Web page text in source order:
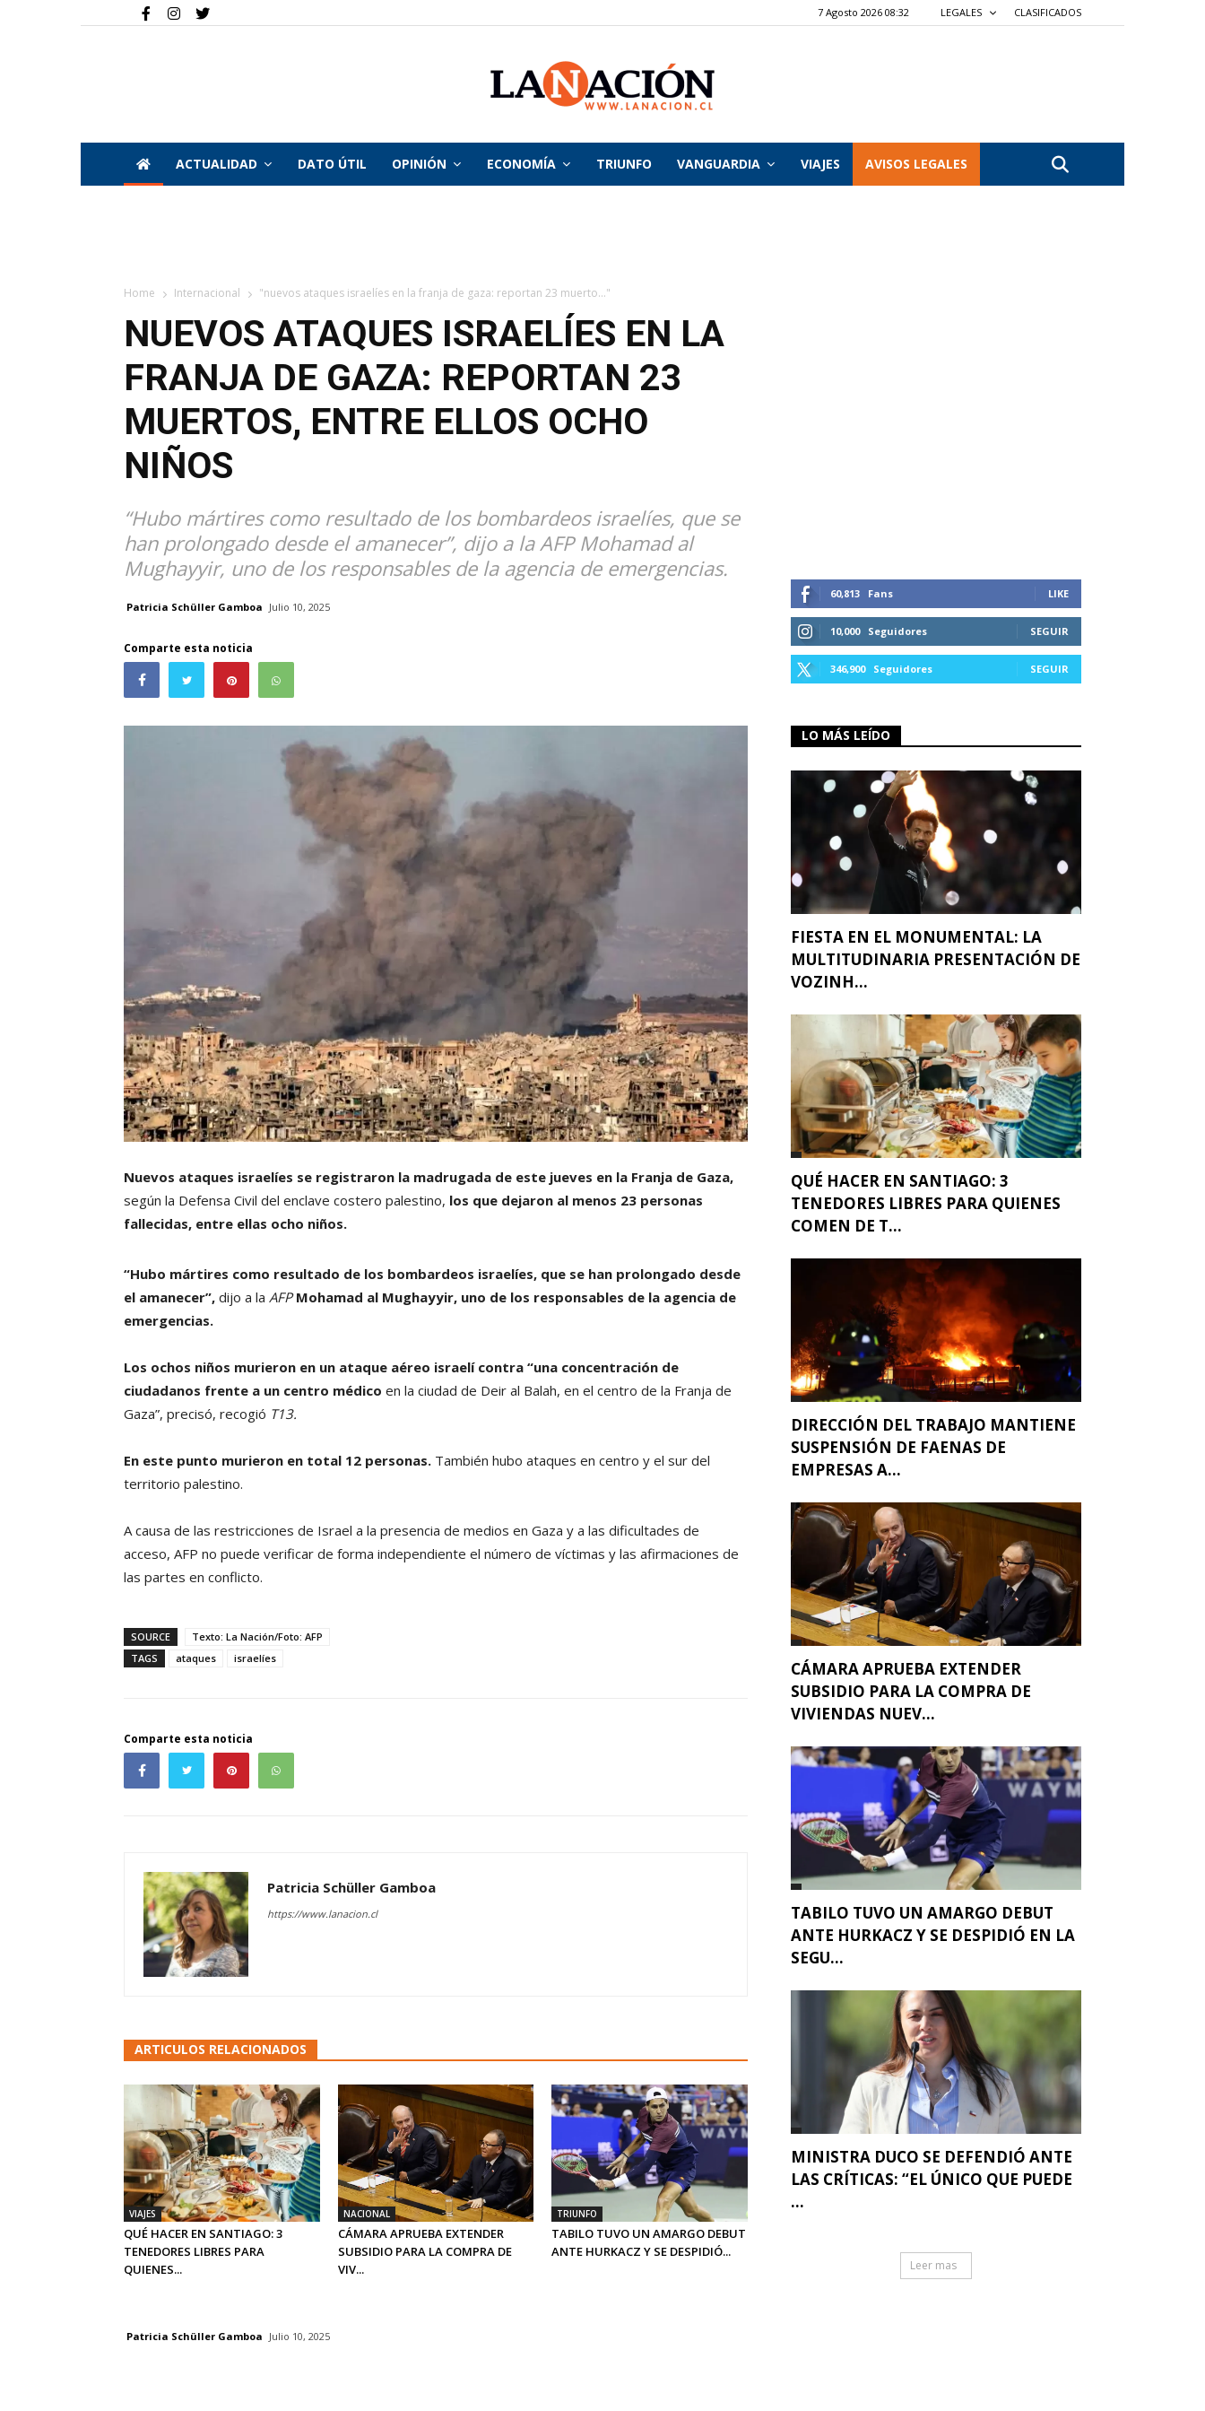
7 Agosto 2026 08:32 LEGALES CLASIFICADOS
La
ACTUALIDAD DATO ÚTIL OPINIÓN ECONOMÍA TRIUNFO VANGUARDIA VIAJES AVISOS LEGALES
Home Internacional "nuevos ataques israelíes en la franja de gaza: reportan 23 muerto..."
NUEVOS ATAQUES ISRAELÍES EN LA
FRANJA DE GAZA: REPORTAN 23
MUERTOS, ENTRE ELLOS OCHO
NIÑOS
“Hubo mártires como resultado de los bombardeos israelíes, que se
han prolongado desde el amanecer”, dijo a la AFP Mohamad al
Mughayyir, uno de los responsables de la agencia de emergencias.
Patricia Schüller Gamboa Julio 10, 2025
Comparte esta noticia
Nuevos ataques israelíes se registraron la madrugada de este jueves en la Franja de Gaza,
según la Defensa Civil del enclave costero palestino, los que dejaron al menos 23 personas
fallecidas, entre ellas ocho niños.
“Hubo mártires como resultado de los bombardeos israelíes, que se han prolongado desde
el amanecer”, dijo a la AFP Mohamad al Mughayyir, uno de los responsables de la agencia de
emergencias.
Los ochos niños murieron en un ataque aéreo israelí contra “una concentración de
ciudadanos frente a un centro médico en la ciudad de Deir al Balah, en el centro de la Franja de
Gaza”, precisó, recogió T13.
En este punto murieron en total 12 personas. También hubo ataques en centro y el sur del
territorio palestino.
A causa de las restricciones de Israel a la presencia de medios en Gaza y a las dificultades de
acceso, AFP no puede verificar de forma independiente el número de víctimas y las afirmaciones de
las partes en conflicto.
SOURCE
Texto: La Nación/Foto: AFP
TAGS
ataques israelíes
Comparte esta noticia
Patricia Schüller Gamboa
https://www.lanacion.cl
ARTICULOS RELACIONADOS
VIAJES
QUÉ HACER EN SANTIAGO: 3
TENEDORES LIBRES PARA
QUIENES...
NACIONAL
CÁMARA APRUEBA EXTENDER
SUBSIDIO PARA LA COMPRA DE
VIV...
TRIUNFO
TABILO TUVO UN AMARGO DEBUT
ANTE HURKACZ Y SE DESPIDIÓ...
60,813 Fans LIKE
10,000 Seguidores SEGUIR
346,900 Seguidores SEGUIR
LO MÁS LEÍDO
FIESTA EN EL MONUMENTAL: LA
MULTITUDINARIA PRESENTACIÓN DE
VOZINH...
QUÉ HACER EN SANTIAGO: 3
TENEDORES LIBRES PARA QUIENES
COMEN DE T...
DIRECCIÓN DEL TRABAJO MANTIENE
SUSPENSIÓN DE FAENAS DE
EMPRESAS A...
CÁMARA APRUEBA EXTENDER
SUBSIDIO PARA LA COMPRA DE
VIVIENDAS NUEV...
TABILO TUVO UN AMARGO DEBUT
ANTE HURKACZ Y SE DESPIDIÓ EN LA
SEGU...
MINISTRA DUCO SE DEFENDIÓ ANTE
LAS CRÍTICAS: “EL ÚNICO QUE PUEDE
...
Leer mas
Patricia Schüller Gamboa Julio 10, 2025